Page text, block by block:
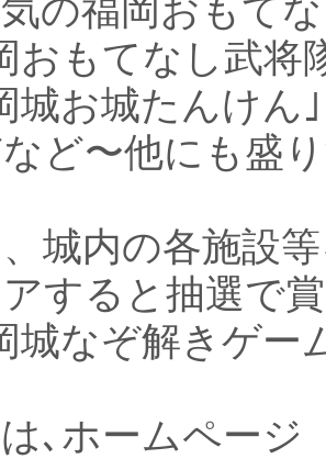
の福岡おもて
おもてなし武将
城お城たんけん｣
ど〜他にも盛
城内の各施設
すると抽選で
城なぞ解きゲー
､ホームページ